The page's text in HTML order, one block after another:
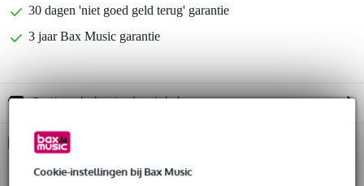
Cookie-instellingen bij Bax Music
30 dagen 'niet goed geld terug' garantie
3 jaar Bax Music garantie
Gratis ophalen in de winkel
Kies nu voor 2 jaar extra Bax Music garantie en meer
voordelen
€ 33,25 eenmalig